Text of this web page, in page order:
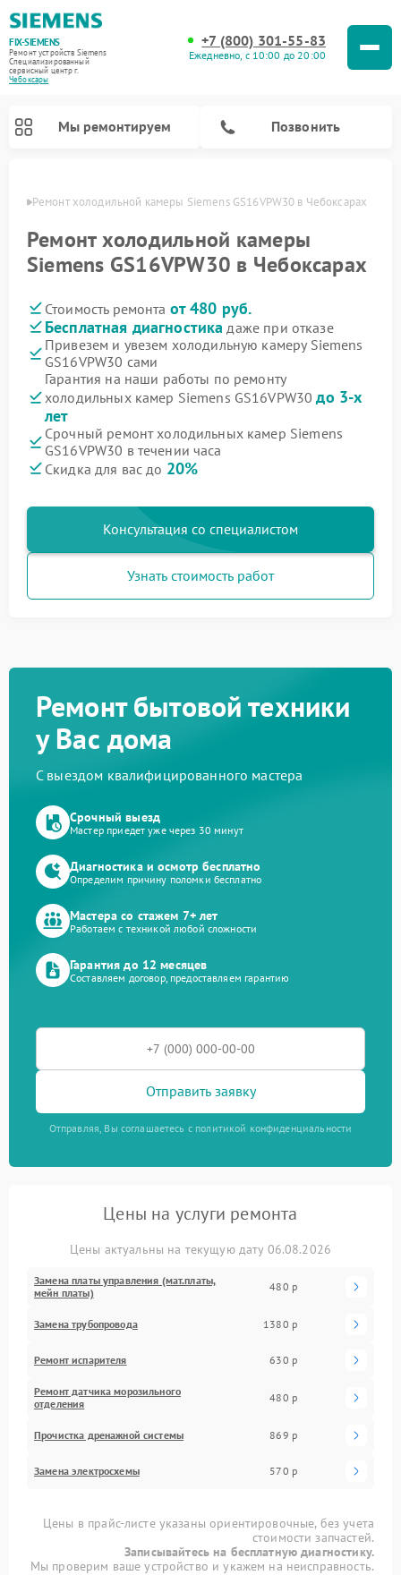
FIX-SIEMENS
Ремонт устройств Siemens
Специализированный
cервисный центр г.
Чебоксары
+7 (800) 301-55-83
Ежедневно, с 10:00 до 20:00
Мы ремонтируем Позвонить
Ремонт холодильной камеры Siemens GS16VPW30 в Чебоксарах
Ремонт холодильной камеры
Siemens GS16VPW30 в Чебоксарах
Стоимость ремонта от 480 руб.
Бесплатная диагностика даже при отказе
Привезем и увезем холодильную камеру Siemens
GS16VPW30 сами
Гарантия на наши работы по ремонту
холодильных камер Siemens GS16VPW30до 3-х
лет
Срочный ремонт холодильных камер Siemens
GS16VPW30 в течении часа
Скидка для вас до 20%
Консультация со специалистом
Узнать стоимость работ
Ремонт бытовой техники
у Вас дома
С выездом квалифицированного мастера
Срочный выезд
Мастер приедет уже через 30 минут
Диагностика и осмотр бесплатно
Определим причину поломки бесплатно
Мастера со стажем 7+ лет
Работаем с техникой любой сложности
Гарантия до 12 месяцев
Составляем договор, предоставляем гарантию
Отправить заявку
Отправляя, Вы соглашаетесь с политикой конфиденциальности
Цены на услуги ремонта
Цены актуальны на текущую дату 06.08.2026
Замена платы управления (мат.платы,
мейн платы)
480 р
Замена трубопровода 1380 р
Ремонт испарителя 630 р
Ремонт датчика морозильного
отделения
480 р
Прочистка дренажной системы 869 р
Замена электросхемы 570 р
Цены в прайс-листе указаны ориентировочные, без учета
стоимости запчастей.
Записывайтесь на бесплатную диагностику.
Мы проверим ваше устройство и укажем на неисправность.